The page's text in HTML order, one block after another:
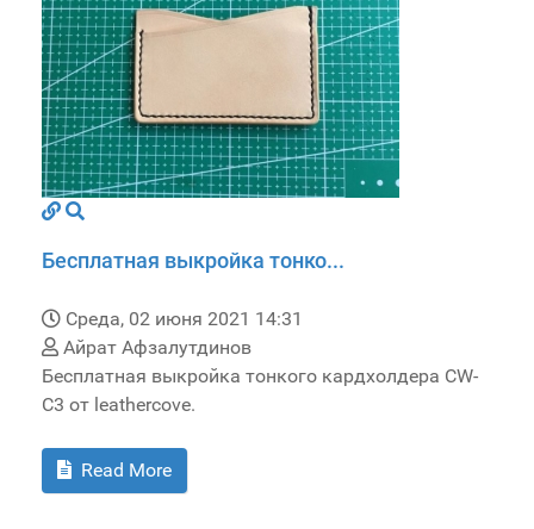
Бесплатная выкройка тонко...
Среда, 02 июня 2021 14:31
Айрат Афзалутдинов
Бесплатная выкройка тонкого кардхолдера CW-
C3 от leathercove.
Read More